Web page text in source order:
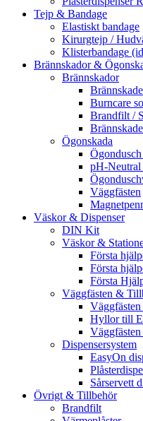
Tejp & Bandage
Elastiskt bandage
Kirurgtejp /
Klisterbandage
Brännskador &
Brännskador
Burncare
Brandfilt /
Ögonskada
pH-Neutral
Väggfästen
Väskor & Dispenser
DIN Kit
Väskor &
Första
Första
Första
Väggfästen &
Hyllor till
Dispensersystem
EasyOn
Sårservett
Övrigt & Tillbehör
Brandfilt